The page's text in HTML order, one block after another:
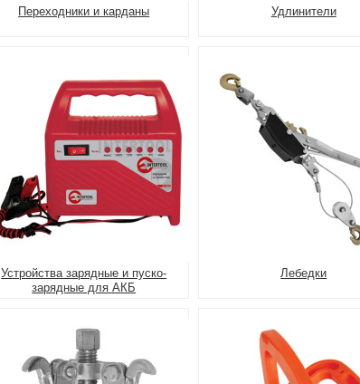
Переходники и карданы Удлинители
Устройства зарядные и пуско-
зарядные для АКБ
Лебедки